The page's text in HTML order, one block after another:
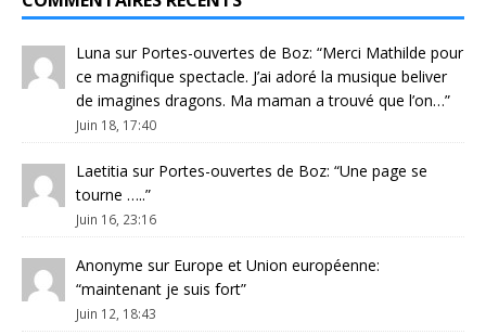
Luna sur Portes-ouvertes de Boz: “Merci Mathilde pour
ce magnifique spectacle. J’ai adoré la musique beliver
de imagines dragons. Ma maman a trouvé que l’on…”
Juin 18, 17:40
Laetitia sur Portes-ouvertes de Boz: “Une page se
tourne …..”
Juin 16, 23:16
Anonyme sur Europe et Union européenne:
“maintenant je suis fort”
Juin 12, 18:43